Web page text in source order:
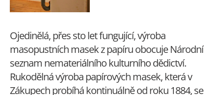
Ojedinělá, přes sto let fungující, výroba
masopustních masek z papíru obocuje Národní
seznam nemateriálního kulturního dědictví.
Rukodělná výroba papírových masek, která v
Zákupech probíhá kontinuálně od roku 1884, se